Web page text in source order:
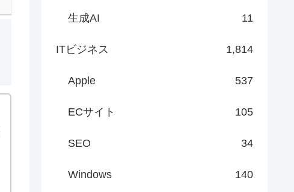
生成AI 11
ITビジネス 1,814
Apple 537
ECサイト 105
SEO 34
Windows 140